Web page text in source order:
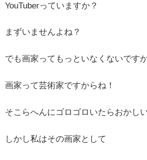
YouTuberっていますか？
まずいませんよね？
でも画家ってもっといなくないです
画家って芸術家ですからね！
そこらへんにゴロゴロいたらおかし
しかし私はその画家として